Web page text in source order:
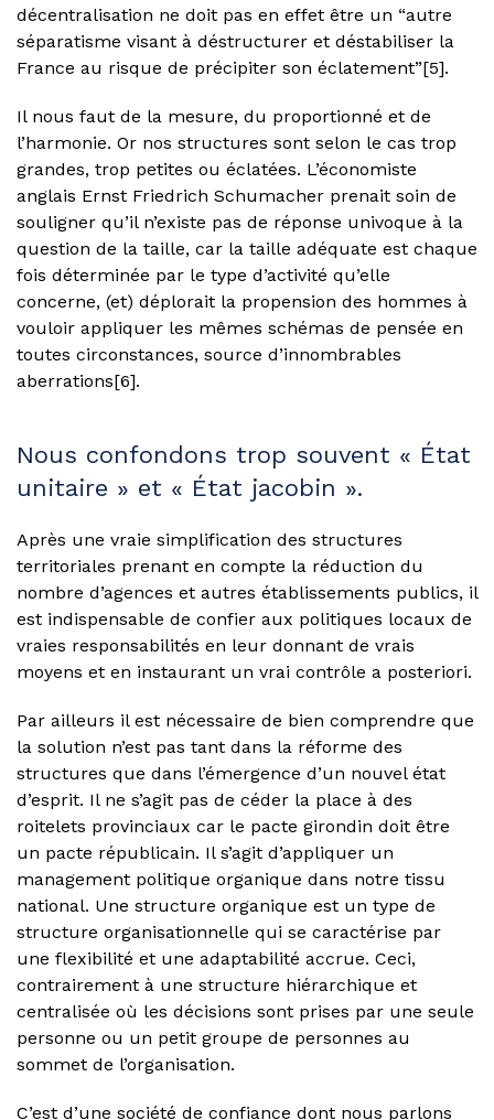
décentralisation ne doit pas en effet être un “autre
séparatisme visant à déstructurer et déstabiliser la
France au risque de précipiter son éclatement”[5].
Il nous faut de la mesure, du proportionné et de
l’harmonie. Or nos structures sont selon le cas trop
grandes, trop petites ou éclatées. L’économiste
anglais Ernst Friedrich Schumacher prenait soin de
souligner qu’il n’existe pas de réponse univoque à la
question de la taille, car la taille adéquate est chaque
fois déterminée par le type d’activité qu’elle
concerne, (et) déplorait la propension des hommes à
vouloir appliquer les mêmes schémas de pensée en
toutes circonstances, source d’innombrables
aberrations[6].
Nous confondons trop souvent « État
unitaire » et « État jacobin ».
Après une vraie simplification des structures
territoriales prenant en compte la réduction du
nombre d’agences et autres établissements publics, il
est indispensable de confier aux politiques locaux de
vraies responsabilités en leur donnant de vrais
moyens et en instaurant un vrai contrôle a posteriori.
Par ailleurs il est nécessaire de bien comprendre que
la solution n’est pas tant dans la réforme des
structures que dans l’émergence d’un nouvel état
d’esprit. Il ne s’agit pas de céder la place à des
roitelets provinciaux car le pacte girondin doit être
un pacte républicain. Il s’agit d’appliquer un
management politique organique dans notre tissu
national. Une structure organique est un type de
structure organisationnelle qui se caractérise par
une flexibilité et une adaptabilité accrue. Ceci,
contrairement à une structure hiérarchique et
centralisée où les décisions sont prises par une seule
personne ou un petit groupe de personnes au
sommet de l’organisation.
C’est d’une société de confiance dont nous parlons